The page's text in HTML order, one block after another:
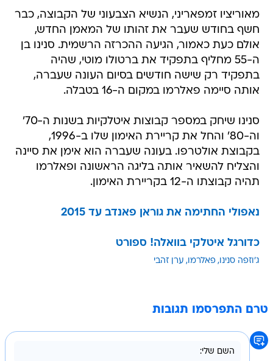
מאוריציו זמפאריני, הנשיא הצבעוני של הקבוצה, כבר
חשף בחודש שעבר את זהותו של המאמן החדש,
אולם כעת כאמור, הגיעה ההכרזה הרשמית. סנינו בן
ה-55 מחליף בתפקיד את ברטולו מוטי, שהיה
בתפקיד רק שישה חודשים בסיום העונה שעברה,
אותה סיימה פאלרמו במקום ה-16 בטבלה.
סנינו שיחק במספר קבוצות איטלקיות בשנות ה-70'
וה-80' והחל את קריירת האימון שלו ב-1996,
בקבוצת אולטרפו. בעונה שעברה הוא אימן את סיינה
והצליח להשאיר אותה בליגה הראשונה ופאלרמו
תהיה קבוצתו ה-12 בקריירת האימון.
נאפולי החתימה את גוראן פאנדב עד 2015
כדורגל איטלקי בוואלה! ספורט
ג'וזפה סנינו פאלרמו ערן זהבי
טרם התפרסמו תגובות